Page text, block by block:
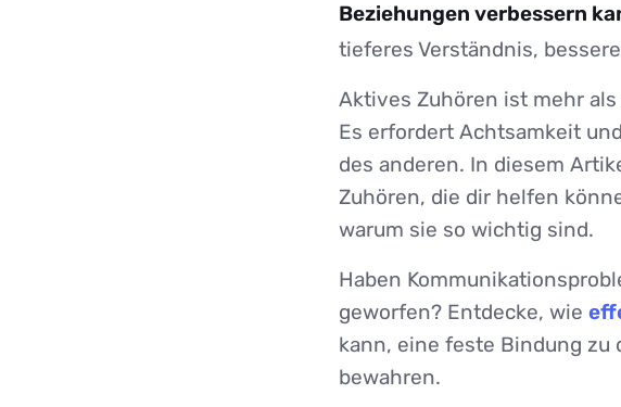
Beziehungen verbessern
tieferes Verständnis,
Aktives Zuhören ist mehr
Es erfordert Achtsamkeit
des anderen. In diesem
Zuhören, die dir helfen
warum sie so wichtig sind.
Haben
geworfen? Entdecke, wie
kann, eine feste Bindung
bewahren.